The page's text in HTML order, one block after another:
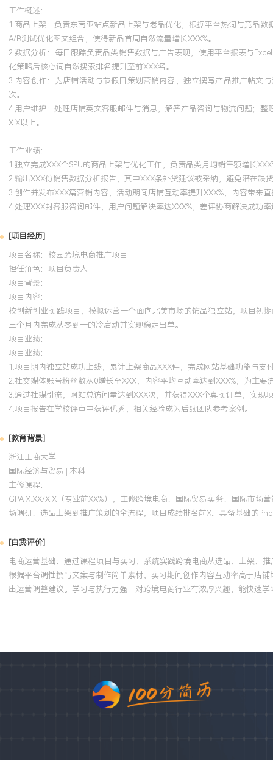
工作概述：
1.商品上架：负责东南亚站点新品上架与老品优化，根据平台热词与竞品
A/B测试优化图文组合，使得新品首周自然流量增长XXX%。
2.数据分析：每日跟踪负责品类销售数据与广告表现，使用平台报表与
化策略后核心词自然搜索排名提升至前XXX名。
3.内容创作：为店铺活动与节假日策划营销内容，独立撰写产品推广帖文
次。
4.用户维护：处理店铺英文客服邮件与消息，解答产品咨询与物流问题；
X.X以上。
工作业绩：
1.独立完成XXX个SPU的商品上架与优化工作，负责品类月均销售额增长
2.输出XXX份销售数据分析报告，其中XXX条补货建议被采纳，避免潜在缺
3.创作并发布XXX篇营销内容，活动期间店铺互动率提升XXX%，内容带来
4.处理XXX封客服咨询邮件，用户问题解决率达XXX%，差评协商解决成功率
[项目经历]
项目名称：校园跨境电商推广项目
担任角色： 项目负责人
项目背景：
项目内容：
校创新创业实践项目，模拟运营一个面向北美市场的饰品独立站，项目初
三个月内完成从零到一的冷启动并实现稳定出单。
项目业绩：
项目业绩：
1.项目期内独立站成功上线，累计上架商品XXX件，完成网站基础功能与支
2.社交媒体账号粉丝数从0增长至XXX，内容平均互动率达到XXX%，为主要
3.通过社媒引流，网站总访问量达到XXX次，并获得XXX个真实订单，实现
4.项目报告在学校评审中获评优秀，相关经验成为后续团队参考案例。
[教育背景]
浙江工商大学
国际经济与贸易 | 本科
主修课程：
GPA X.XX/X.X（专业前XX%），主修跨境电商、国际贸易实务、国际市
场调研、选品上架到推广策划的全流程，项目成绩排名前X。具备基础的
[自我评价]
电商运营基础：通过课程项目与实习，系统实践跨境电商从选品、上架、
根据平台调性撰写文案与制作简单素材，实习期间创作内容互动率高于店
出运营调整建议。学习与执行力强：对跨境电商行业有浓厚兴趣，能快速